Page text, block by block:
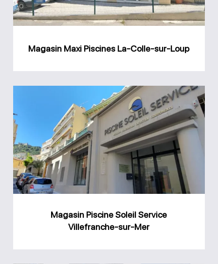
sur-
Loup
Magasin Maxi Piscines La-Colle-sur-Loup
Magasin
Piscine
Soleil
Service
Villefranche-
sur-
Magasin Piscine Soleil Service
Villefranche-sur-Mer